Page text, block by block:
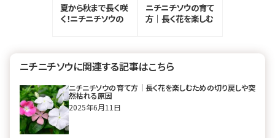
夏から秋まで長く咲
く！ニチニチソウの
ニチニチソウの育て
方｜長く花を楽しむ
ニチニチソウに関連する記事はこちら
ニチニチソウの育て方｜長く花を楽しむための切り戻しや突
然枯れる原因
2025年6月11日